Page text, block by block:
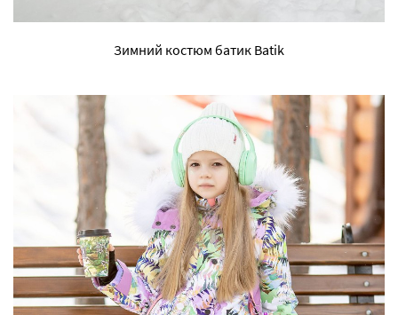
Зимний костюм батик Batik